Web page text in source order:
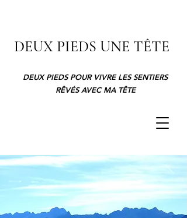
DEUX PIEDS UNE TÊTE
DEUX PIEDS POUR VIVRE LES SENTIERS
RÊVÉS AVEC MA TÊTE